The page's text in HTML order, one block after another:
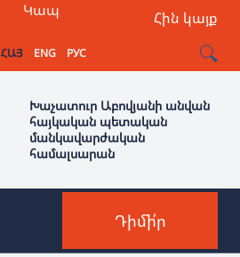
Հին կայք
Կապ
ՀԱՅ ENG РУС
Խաչատուր Աբովյանի անվան
հայկական պետական
մանկավարժական
համալսարան
Դիմի՛ր